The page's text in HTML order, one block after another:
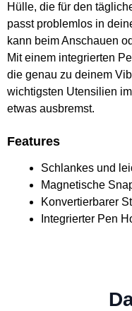
Hülle, die für den
passt problemlos in
kann beim Anschauen
Mit einem integrierten
die genau zu deinem
wichtigsten Utensilien
etwas ausbremst.
Features
Schlankes und
Magnetische
Konvertierbarer
Integrierter Pen